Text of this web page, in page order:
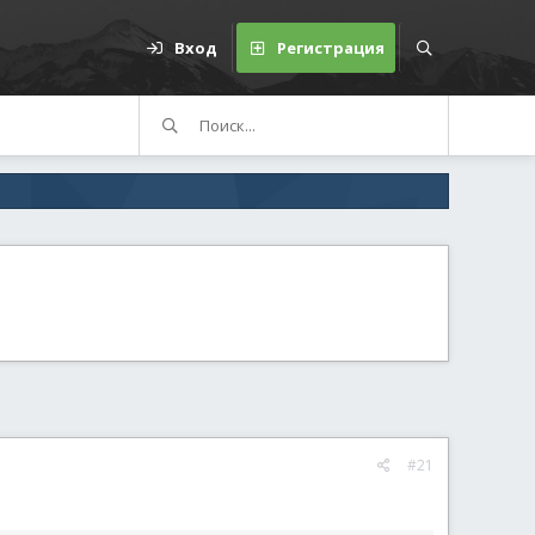
Вход Регистрация
#21